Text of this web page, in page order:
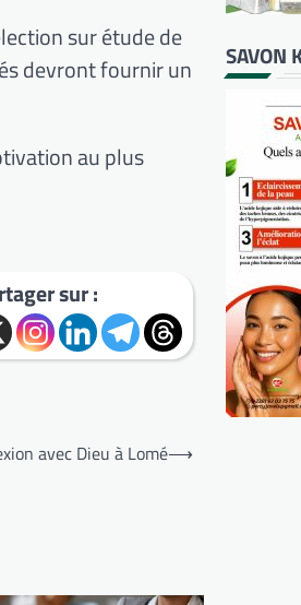
sur étude de
devront fournir un
au plus
sur :
avec Dieu à Lomé⟶
SAVON